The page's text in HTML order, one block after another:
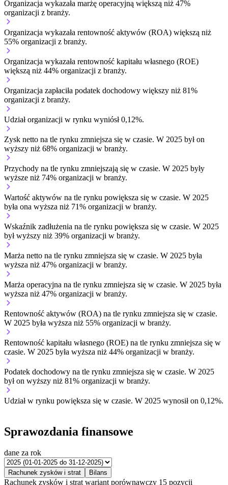
Organizacja wykazała marżę operacyjną większą niż 47%
organizacji z branży.
Organizacja wykazała rentowność aktywów (ROA) większą niż
55% organizacji z branży.
Organizacja wykazała rentowność kapitału własnego (ROE)
większą niż 44% organizacji z branży.
Organizacja zapłaciła podatek dochodowy większy niż 81%
organizacji z branży.
Udział organizacji w rynku wyniósł 0,12%.
Zysk netto na tle rynku zmniejsza się w czasie. W 2025 był on
wyższy niż 68% organizacji w branży.
Przychody na tle rynku zmniejszają się w czasie. W 2025 były
wyższe niż 74% organizacji w branży.
Wartość aktywów na tle rynku powiększa się w czasie. W 2025
była ona wyższa niż 71% organizacji w branży.
Wskaźnik zadłużenia na tle rynku powiększa się w czasie. W 2025
był wyższy niż 39% organizacji w branży.
Marża netto na tle rynku zmniejsza się w czasie. W 2025 była
wyższa niż 47% organizacji w branży.
Marża operacyjna na tle rynku zmniejsza się w czasie. W 2025 była
wyższa niż 47% organizacji w branży.
Rentowność aktywów (ROA) na tle rynku zmniejsza się w czasie.
W 2025 była wyższa niż 55% organizacji w branży.
Rentowność kapitału własnego (ROE) na tle rynku zmniejsza się w
czasie. W 2025 była wyższa niż 44% organizacji w branży.
Podatek dochodowy na tle rynku zmniejsza się w czasie. W 2025
był on wyższy niż 81% organizacji w branży.
Udział w rynku powiększa się w czasie. W 2025 wynosił on 0,12%.
Sprawozdania finansowe
dane za rok
Rachunek zysków i strat Bilans
Rachunek zysków i strat wariant porównawczy 15 pozycji